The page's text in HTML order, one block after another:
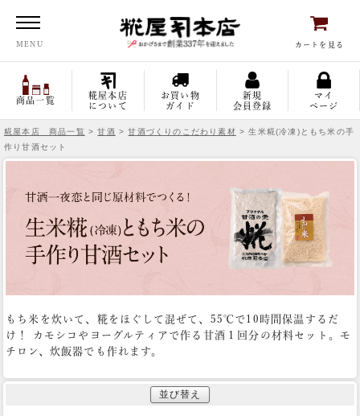
MENU カートを見る
商品一覧
糀屋本店
について
お買い物
ガイド
新規
会員登録
マイ
ページ
糀屋本店 商品一覧 >甘酒 >甘酒づくりのこだわり素材 > 生米糀(冷凍)ともち米の手
作り甘酒セット
もち米を炊いて、糀をほぐして混ぜて、55℃で10時間保温するだ
け！
カモシコやヨーグルティアで作る甘酒１回分の材料セット。モ
チロン、炊飯器でも作れます。
並び替え